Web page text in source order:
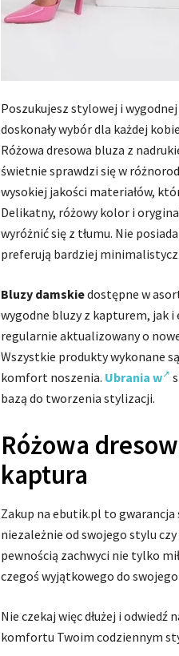
Poszukujesz stylowej i
doskonały wybór dla każdej
Różowa dresowa bluza z
świetnie sprawdzi się w
wysokiej jakości materiałów,
Delikatny, różowy kolor i
wyróżnić się z tłumu. Nie
preferują bardziej
Bluzy damskiedostępne w
wygodne bluzy z kapturem, jak
regularnie aktualizowany o
Wszystkie produkty wykonane
komfort noszenia. Ubrania w
bazą do tworzenia stylizacji.
Różowa
kaptura
Zakup na ebutik.pl to gwarancja
niezależnie od swojego stylu
pewnością zachwyci nie tylko
czegoś wyjątkowego do
Nie czekaj więc dłużej i odwiedź
komfortu Twoim codziennym